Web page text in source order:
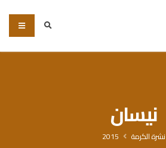
نيسان
نشرة الكرمة 2015